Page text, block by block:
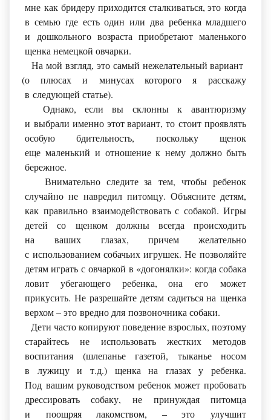
мне как бридеру приходится сталкиваться, это когда
в семью где есть один или два ребенка младшего
и дошкольного возраста приобретают маленького
щенка немецкой овчарки.
На мой взгляд, это самый нежелательный вариант
(о плюсах и минусах которого я расскажу
в следующей статье).
Однако, если вы склонны к авантюризму
и выбрали именно этот вариант, то стоит проявлять
особую бдительность, поскольку щенок
еще маленький и отношение к нему должно быть
бережное.
Внимательно следите за тем, чтобы ребенок
случайно не навредил питомцу. Объясните детям,
как правильно взаимодействовать с собакой. Игры
детей со щенком должны всегда происходить
на ваших глазах, причем желательно
с использованием собачьих игрушек. Не позволяйте
детям играть с овчаркой в «догонялки»: когда собака
ловит убегающего ребенка, она его может
прикусить. Не разрешайте детям садиться на щенка
верхом – это вредно для позвоночника собаки.
Дети часто копируют поведение взрослых, поэтому
старайтесь не использовать жестких методов
воспитания
(шлепаньегазетой, тыканье носом
в лужицу и т.д.) щенка на глазах у ребенка.
Под вашим руководством ребенок может пробовать
дрессировать собаку, не принуждая питомца
и поощряя лакомством, – это улучшит